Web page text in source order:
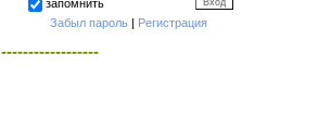
запомнить
Забыл пароль | Регистрация
------------------